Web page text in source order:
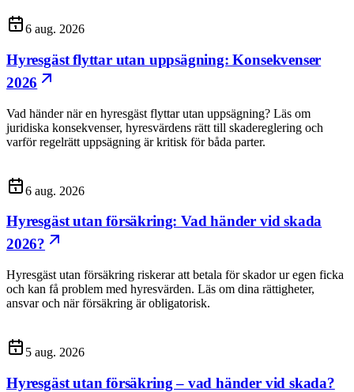
6 aug. 2026
Hyresgäst flyttar utan uppsägning: Konsekvenser
2026
Vad händer när en hyresgäst flyttar utan uppsägning? Läs om
juridiska konsekvenser, hyresvärdens rätt till skadereglering och
varför regelrätt uppsägning är kritisk för båda parter.
6 aug. 2026
Hyresgäst utan försäkring: Vad händer vid skada
2026?
Hyresgäst utan försäkring riskerar att betala för skador ur egen ficka
och kan få problem med hyresvärden. Läs om dina rättigheter,
ansvar och när försäkring är obligatorisk.
5 aug. 2026
Hyresgäst utan försäkring – vad händer vid skada?